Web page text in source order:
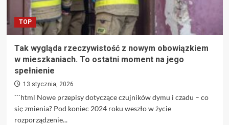
TOP
Tak wygląda rzeczywistość z nowym obowiązkiem
w mieszkaniach. To ostatni moment na jego
spełnienie
13 stycznia, 2026
```html Nowe przepisy dotyczące czujników dymu i czadu – co
się zmienia? Pod koniec 2024 roku weszło w życie
rozporządzenie...